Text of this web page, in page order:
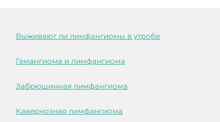
Выживают ли лимфангиомы в утробе
Гемангиома и лимфангиома
Забрюшинная лимфангиома
Кавернозная лимфангиома